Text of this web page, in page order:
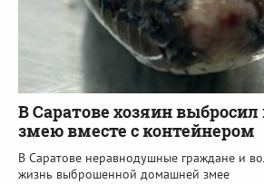
В Саратове хозяин
змею вместе с контейнером
В Саратове неравнодушные граждане и
жизнь выброшенной домашней змее